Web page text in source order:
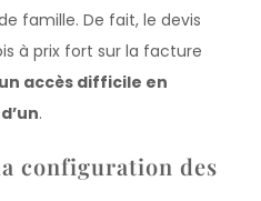
famille. De fait, le devis
à prix fort sur la facture
accès difficile en
.
configuration des